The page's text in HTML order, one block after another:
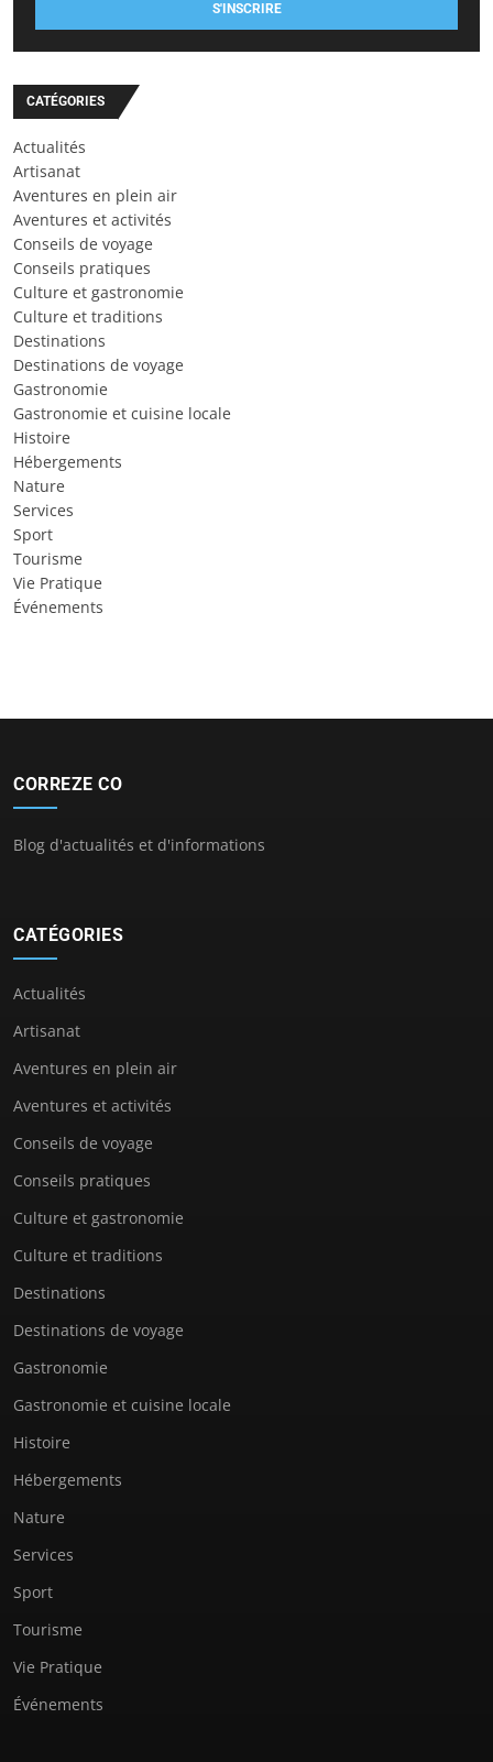
S'INSCRIRE
CATÉGORIES
Actualités
Artisanat
Aventures en plein air
Aventures et activités
Conseils de voyage
Conseils pratiques
Culture et gastronomie
Culture et traditions
Destinations
Destinations de voyage
Gastronomie
Gastronomie et cuisine locale
Histoire
Hébergements
Nature
Services
Sport
Tourisme
Vie Pratique
Événements
CORREZE CO
Blog d'actualités et d'informations
CATÉGORIES
Actualités
Artisanat
Aventures en plein air
Aventures et activités
Conseils de voyage
Conseils pratiques
Culture et gastronomie
Culture et traditions
Destinations
Destinations de voyage
Gastronomie
Gastronomie et cuisine locale
Histoire
Hébergements
Nature
Services
Sport
Tourisme
Vie Pratique
Événements